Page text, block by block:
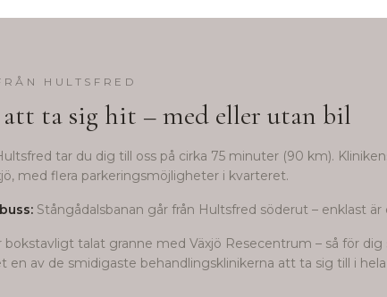
HULTSFRED
ta sig hit – med eller utan bil
tar du dig till oss på cirka 75 minuter (90 km).
med flera parkeringsmöjligheter i kvarteret.
Stångådalsbanan går från Hultsfred söderut – enklast är
bokstavligt talat granne med Växjö Resecentrum – så för
en av de smidigaste behandlingsklinikerna att ta sig till i